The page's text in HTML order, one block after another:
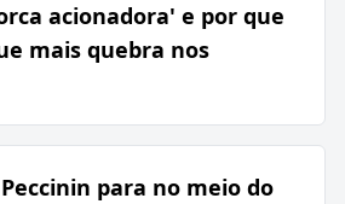
acionadora' e por que
mais quebra nos
para no meio do